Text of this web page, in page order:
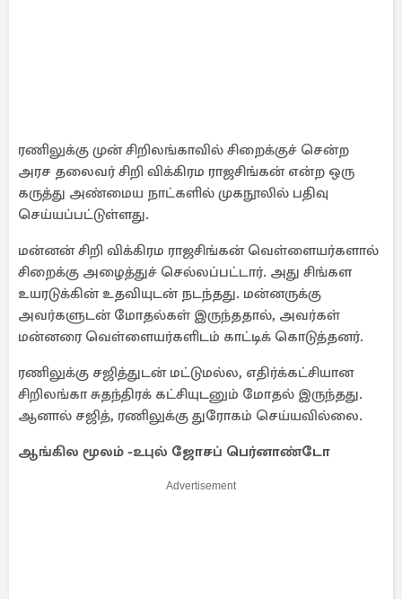
ரணிலுக்கு முன் சிறிலங்காவில் சிறைக்குச் சென்ற
அரச தலைவர் சிறி விக்கிரம ராஜசிங்கன் என்ற ஒரு
கருத்து அண்மைய நாட்களில் முகநூலில் பதிவு
செய்யப்பட்டுள்ளது.
மன்னன் சிறி விக்கிரம ராஜசிங்கன் வெள்ளையர்களால்
சிறைக்கு அழைத்துச் செல்லப்பட்டார். அது சிங்கள
உயரடுக்கின் உதவியுடன் நடந்தது. மன்னருக்கு
அவர்களுடன் மோதல்கள் இருந்ததால், அவர்கள்
மன்னரை வெள்ளையர்களிடம் காட்டிக் கொடுத்தனர்.
ரணிலுக்கு சஜித்துடன் மட்டுமல்ல, எதிர்க்கட்சியான
சிறிலங்கா சுதந்திரக் கட்சியுடனும் மோதல் இருந்தது.
ஆனால் சஜித், ரணிலுக்கு துரோகம் செய்யவில்லை.
ஆங்கில மூலம் -உபுல் ஜோசப் பெர்னாண்டோ
Advertisement